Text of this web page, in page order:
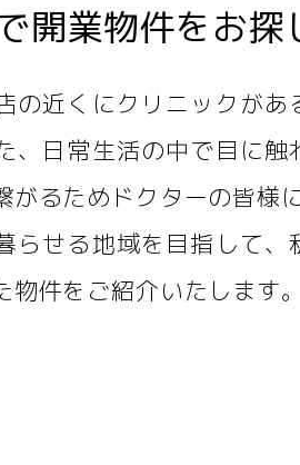
開業物件をお探
の近くにクリニックが
、日常生活の中で目に
がるためドクターの皆様
らせる地域を目指して
件をご紹介いたします。